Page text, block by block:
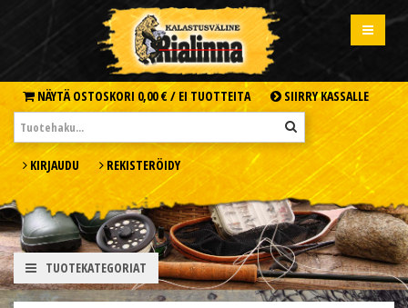
NÄYTÄ OSTOSKORI 0,00 € / EI TUOTTEITA SIIRRY KASSALLE
KIRJAUDU REKISTERÖIDY
TUOTEKATEGORIAT